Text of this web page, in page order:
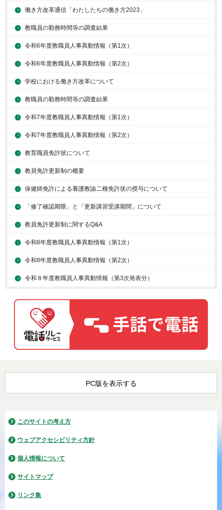
働き方改革通信「わたしたちの働き方2023」
教職員の勤務時間等の調査結果
令和6年度教職員人事異動情報（第1次）
令和6年度教職員人事異動情報（第2次）
学校における働き方改革について
教職員の勤務時間等の調査結果
令和7年度教職員人事異動情報（第1次）
令和7年度教職員人事異動情報（第2次）
教育職員免許状について
教員免許更新制の概要
保健師免許による養護教諭二種免許状の授与について
「修了確認期限」と「更新講習受講期間」について
教員免許更新制に関するQ&A
令和8年度教職員人事異動情報（第1次）
令和8年度教職員人事異動情報（第2次）
令和８年度教職員人事異動情報（第3次発表分）
PC版を表示する
このサイトの考え方
ウェブアクセシビリティ方針
個人情報について
サイトマップ
リンク集